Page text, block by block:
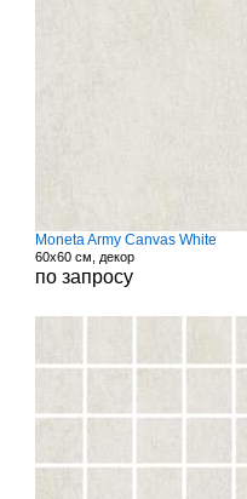
Moneta Army Canvas White
60x60 см, декор
по запросу